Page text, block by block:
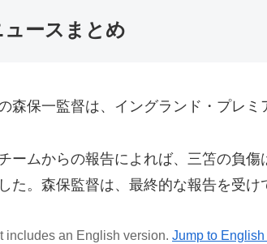
ュースまとめ
森保一監督は、イングランド・プレ
ームからの報告によれば、三笘の負
た。森保監督は、最終的な報告を受け
includes an English version. Jump to